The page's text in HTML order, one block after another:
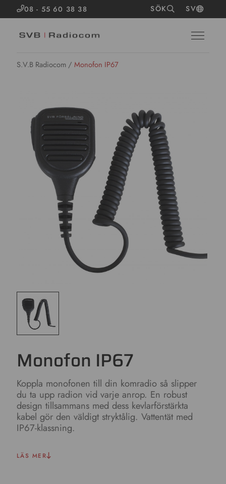
08 - 55 60 38 38 SÖK SV
S.V.B Radiocom / Monofon IP67
Monofon IP67
Koppla monofonen till din komradio så slipper
du ta upp radion vid varje anrop. En robust
design tillsammans med dess kevlarförstärkta
kabel gör den väldigt stryktålig. Vattentät med
IP67-klassning.
LÄS MER